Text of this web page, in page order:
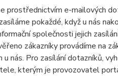
prostřednictvím e-mailových
pokaždé, když u nás
společnosti jejich
zákazníky provádíme na
nás. Pro zasílání dotazníků,
kterým je provozovatel